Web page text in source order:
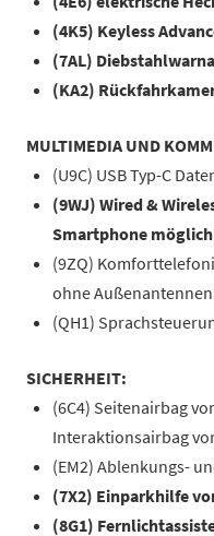
(4K5) Keyless
(7AL)
(KA2)
MULTIMEDIA UND
(U9C) USB Typ-C
(9WJ) Wired &
Smartphone
(9ZQ)
ohne
(QH1)
SICHERHEIT:
(6C4) Seitenairbag
Interaktionsairbag
(EM2) Ablenkungs-
(7X2) Einparkhilfe
(8G1)